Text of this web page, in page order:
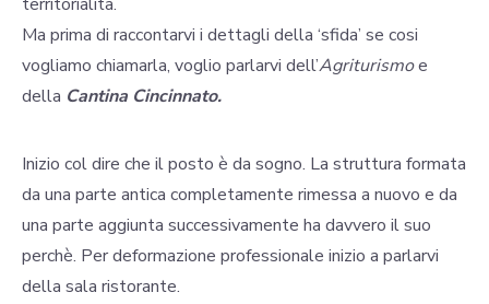
Ma prima di raccontarvi i dettagli della ‘sfida’ se cosi
vogliamo chiamarla, voglio parlarvi dell’Agriturismoe
della Cantina Cincinnato.
Inizio col dire che il posto è da sogno. La struttura formata
da una parte antica completamente rimessa a nuovo e da
una parte aggiunta successivamente ha davvero il suo
perchè. Per deformazione professionale inizio a parlarvi
della sala ristorante.